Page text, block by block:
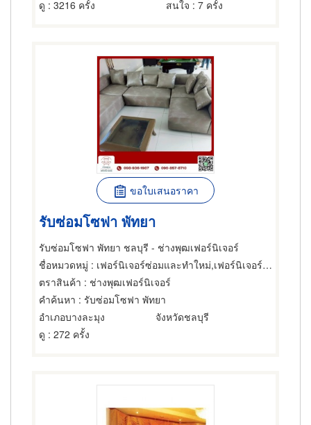
ดู : 3216 ครั้ง สนใจ : 7 ครั้ง
ขอใบเสนอราคา
รับซ่อมโซฟา พัทยา
รับซ่อมโซฟา พัทยา ชลบุรี - ช่างพุฒเฟอร์นิเจอร์
ชื่อหมวดหมู่ : เฟอร์นิเจอร์ซ่อมและทำใหม่,เฟอร์นิเจอร์ซ่อมและทำใหม่,เฟอร์นิเจอร์ซ่อมและทำใหม่
ตราสินค้า : ช่างพุฒเฟอร์นิเจอร์
คำค้นหา : รับซ่อมโซฟา พัทยา
อำเภอบางละมุง
จังหวัดชลบุรี
ดู : 272 ครั้ง